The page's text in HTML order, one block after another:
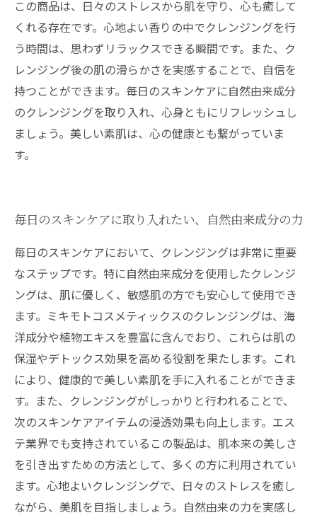
この商品は、日々のストレスから肌を守り、心も癒して
くれる存在です。心地よい香りの中でクレンジングを行
う時間は、思わずリラックスできる瞬間です。また、ク
レンジング後の肌の滑らかさを実感することで、自信を
持つことができます。毎日のスキンケアに自然由来成分
のクレンジングを取り入れ、心身ともにリフレッシュし
ましょう。美しい素肌は、心の健康とも繋がっていま
す。
毎日のスキンケアに取り入れたい、自然由来成分の力
毎日のスキンケアにおいて、クレンジングは非常に重要
なステップです。特に自然由来成分を使用したクレンジ
ングは、肌に優しく、敏感肌の方でも安心して使用でき
ます。ミキモトコスメティックスのクレンジングは、海
洋成分や植物エキスを豊富に含んでおり、これらは肌の
保湿やデトックス効果を高める役割を果たします。これ
により、健康的で美しい素肌を手に入れることができま
す。また、クレンジングがしっかりと行われることで、
次のスキンケアアイテムの浸透効果も向上します。エス
テ業界でも支持されているこの製品は、肌本来の美しさ
を引き出すための方法として、多くの方に利用されてい
ます。心地よいクレンジングで、日々のストレスを癒し
ながら、美肌を目指しましょう。自然由来の力を実感し